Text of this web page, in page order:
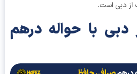
است.
با حواله درهم